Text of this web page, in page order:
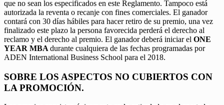
que no sean los especificados en este Reglamento. Tampoco está
autorizada la reventa o recanje con fines comerciales. El ganador
contará con 30 días hábiles para hacer retiro de su premio, una vez
finalizado este plazo la persona favorecida perderá el derecho al
reclamo y el derecho al premio. El ganador deberá iniciar el ONE
YEAR MBA durante cualquiera de las fechas programadas por
ADEN International Business School para el 2018.
SOBRE LOS ASPECTOS NO CUBIERTOS CON
LA PROMOCIÓN.